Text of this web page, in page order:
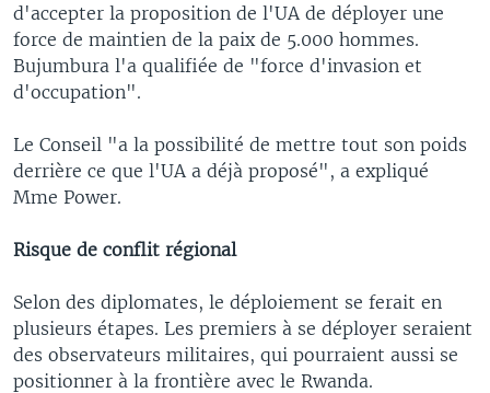
d'accepter la proposition de l'UA de déployer une
force de maintien de la paix de 5.000 hommes.
Bujumbura l'a qualifiée de "force d'invasion et
d'occupation".
Le Conseil "a la possibilité de mettre tout son poids
derrière ce que l'UA a déjà proposé", a expliqué
Mme Power.
Risque de conflit régional
Selon des diplomates, le déploiement se ferait en
plusieurs étapes. Les premiers à se déployer seraient
des observateurs militaires, qui pourraient aussi se
positionner à la frontière avec le Rwanda.